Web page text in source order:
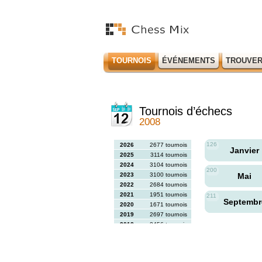
TOURNOIS ÉVÉNEMENTS
Tournois d’échecs
2008
2026
2677 tournois
2025
3114 tournois
2024
3104 tournois
2023
3100 tournois
2022
2684 tournois
2021
1951 tournois
2020
1671 tournois
2019
2697 tournois
2018
2456 tournois
126
Janvier
200
Mai
211